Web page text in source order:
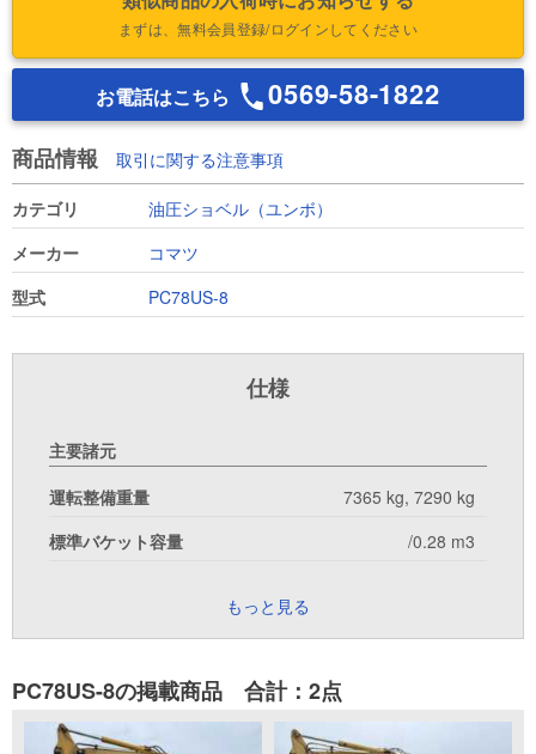
まずは、無料会員登録/ログインしてください
お電話はこちら 0569-58-1822
商品情報 取引に関する注意事項
カテゴリ
油圧ショベル（ユンボ）
メーカー
コマツ
型式
PC78US-8
仕様
主要諸元
運転整備重量
7365 kg, 7290 kg
標準バケット容量
/0.28 m3
もっと見る
PC78US-8の掲載商品 合計：2点